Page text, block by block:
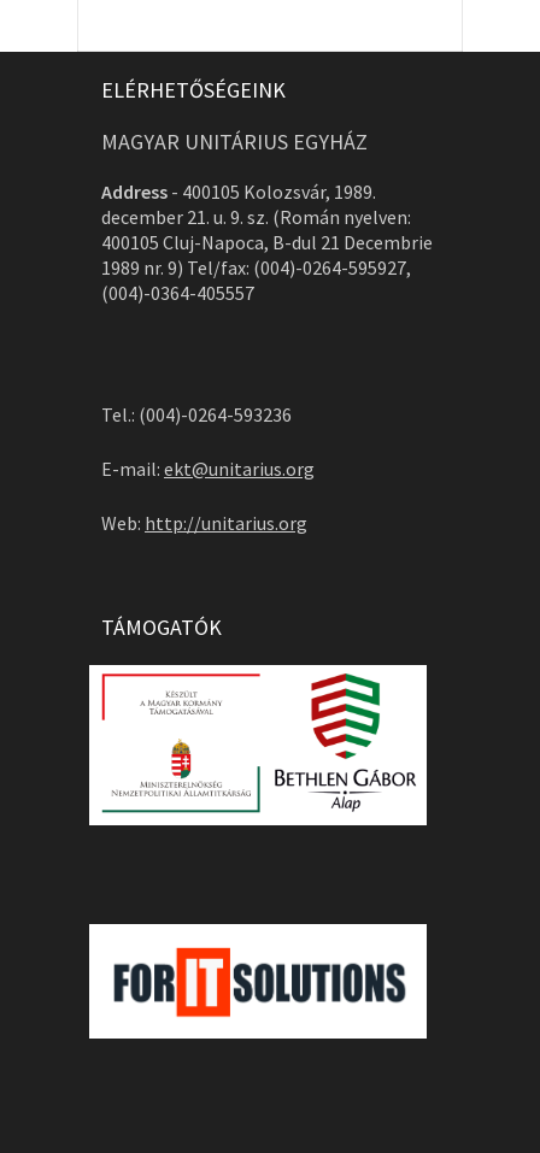
ELÉRHETŐSÉGEINK
MAGYAR UNITÁRIUS EGYHÁZ
Address - 400105 Kolozsvár, 1989.
december 21. u. 9. sz. (Román nyelven:
400105 Cluj-Napoca, B-dul 21 Decembrie
1989 nr. 9) Tel/fax: (004)-0264-595927,
(004)-0364-405557
Tel.: (004)-0264-593236
E-mail: ekt@unitarius.org
Web: http://unitarius.org
TÁMOGATÓK